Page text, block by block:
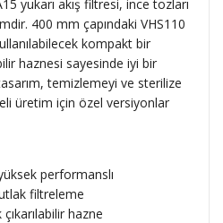
yukarı akış filtresi, ince tozları
400 mm çapındaki VHS110
kompakt bir
haznesi sayesinde iyi bir
temizlemeyi ve sterilize
üretim için özel versiyonlar
performanslı
filtreleme
hazne